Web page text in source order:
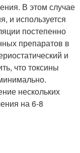
В этом случае
и используется
постепенно
препаратов в
и
что токсины
нескольких
на 6-8